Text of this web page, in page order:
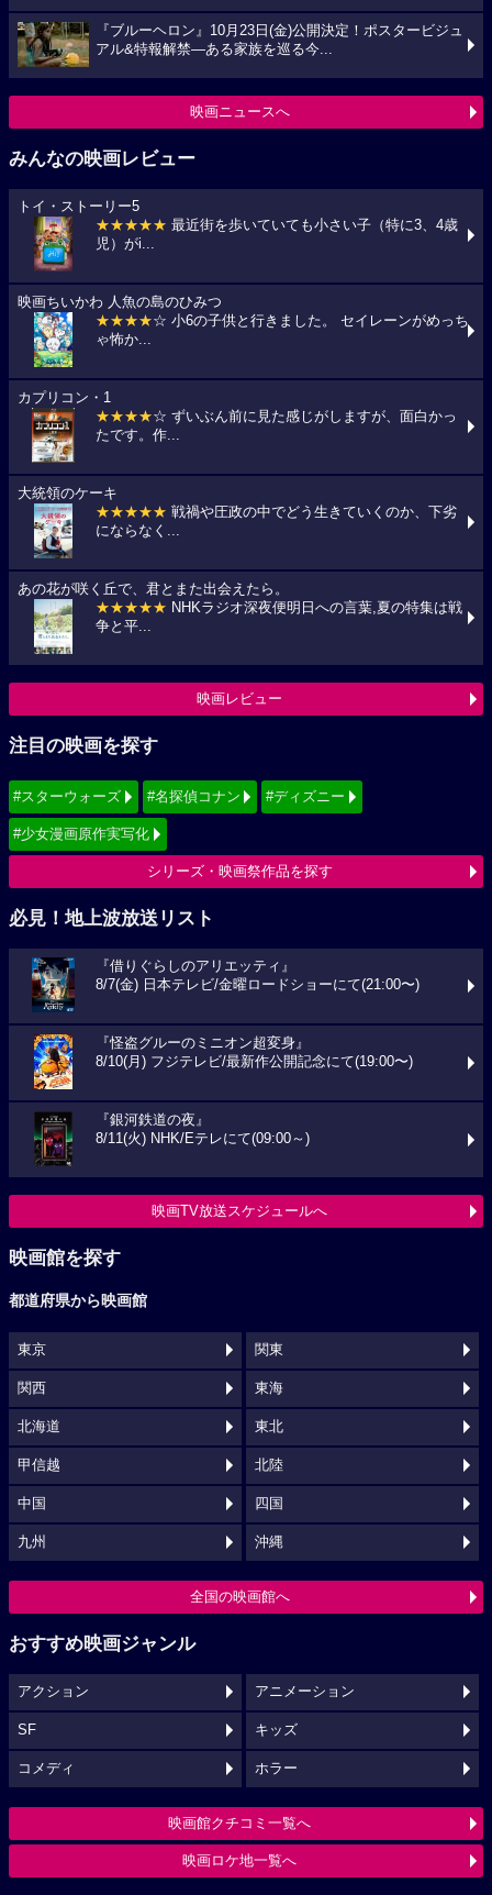
『ブルーヘロン』10月23日(金)公開決定！ポスタービジュ
アル&特報解禁―ある家族を巡る今...
映画ニュースへ
みんなの映画レビュー
トイ・ストーリー5
★★★★★ 最近街を歩いていても小さい子（特に3、4歳
児）がi...
映画ちいかわ 人魚の島のひみつ
★★★★☆ 小6の子供と行きました。 セイレーンがめっち
ゃ怖か...
カプリコン・1
★★★★☆ ずいぶん前に見た感じがしますが、面白かっ
たです。作...
大統領のケーキ
★★★★★ 戦禍や圧政の中でどう生きていくのか、下劣
にならなく...
あの花が咲く丘で、君とまた出会えたら。
★★★★★ NHKラジオ深夜便明日への言葉,夏の特集は戦
争と平...
映画レビュー
注目の映画を探す
#スターウォーズ #名探偵コナン #ディズニー
#少女漫画原作実写化
シリーズ・映画祭作品を探す
必見！地上波放送リスト
『借りぐらしのアリエッティ』
8/7(金) 日本テレビ/金曜ロードショーにて(21:00〜)
『怪盗グルーのミニオン超変身』
8/10(月) フジテレビ/最新作公開記念にて(19:00〜)
『銀河鉄道の夜』
8/11(火) NHK/Eテレにて(09:00～)
映画TV放送スケジュールへ
映画館を探す
都道府県から映画館
東京 関東
関西 東海
北海道 東北
甲信越 北陸
中国 四国
九州 沖縄
全国の映画館へ
おすすめ映画ジャンル
アクション アニメーション
SF キッズ
コメディ ホラー
映画館クチコミ一覧へ
映画ロケ地一覧へ